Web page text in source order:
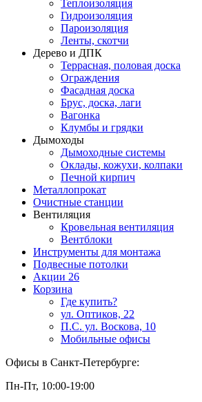
Теплоизоляция
Гидроизоляция
Пароизоляция
Ленты, скотчи
Дерево и ДПК
Террасная, половая доска
Ограждения
Фасадная доска
Брус, доска, лаги
Вагонка
Клумбы и грядки
Дымоходы
Дымоходные системы
Оклады, кожухи, колпаки
Печной кирпич
Металлопрокат
Очистные станции
Вентиляция
Кровельная вентиляция
Вентблоки
Инструменты для монтажа
Подвесные потолки
Акции 26
Корзина
Где купить?
ул. Оптиков, 22
П.С. ул. Воскова, 10
Мобильные офисы
Офисы в Санкт-Петербурге:
Пн-Пт, 10:00-19:00